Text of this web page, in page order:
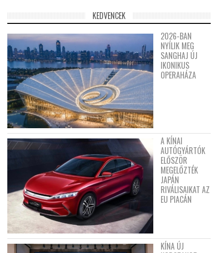
KEDVENCEK
2026-BAN
NYÍLIK MEG
SANGHAJ ÚJ
IKONIKUS
OPERAHÁZA
A KÍNAI
AUTÓGYÁRTÓK
ELŐSZÖR
MEGELŐZTÉK
JAPÁN
RIVÁLISAIKAT AZ
EU PIACÁN
KÍNA ÚJ